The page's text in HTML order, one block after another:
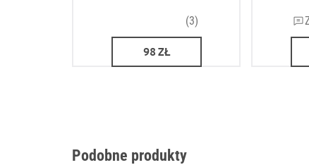
(3)
98 ZŁ
Podobne produkty